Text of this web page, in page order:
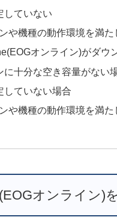
していない
や機種の動作環境を満た
オンライン)がダウ
に十分な空き容量がない
していない場合
や機種の動作環境を満た
オンライン)